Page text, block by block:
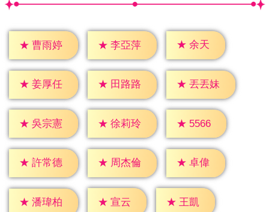
★ 曹雨婷 ★ 李亞萍 ★ 余天
★ 姜厚任 ★ 田路路 ★ 丟丟妹
★ 吳宗憲 ★ 徐莉玲 ★ 5566
★ 許常德 ★ 周杰倫 ★ 卓偉
★ 潘瑋柏 ★ 宣云 ★ 王凱